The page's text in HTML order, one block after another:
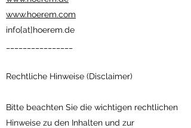
www.hoerem.com
info[at]hoerem.de
Rechtliche Hinweise (Disclaimer)
Bitte beachten Sie die wichtigen rechtlichen
Hinweise zu den Inhalten und zur